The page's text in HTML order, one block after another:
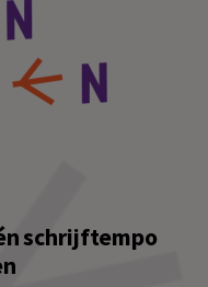
schrijftempo